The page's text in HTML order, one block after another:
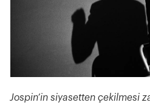
Jospin’in siyasetten çekilmesi